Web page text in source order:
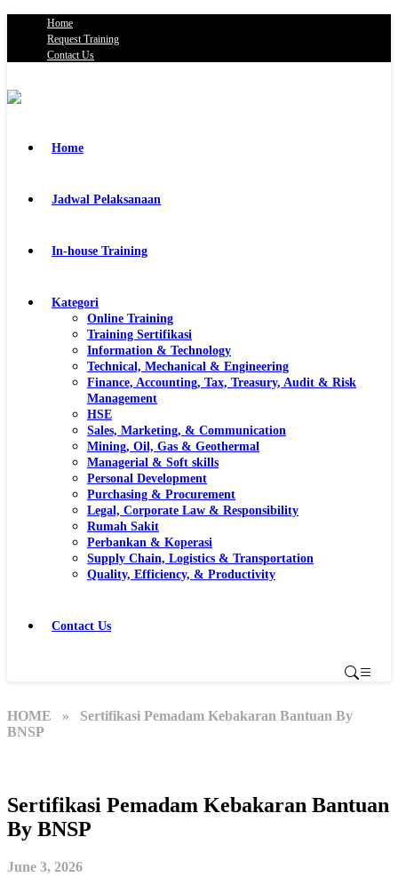
Home
Request Training
Contact Us
Home
Jadwal Pelaksanaan
In-house Training
Kategori
Online Training
Training Sertifikasi
Information & Technology
Technical, Mechanical & Engineering
Finance, Accounting, Tax, Treasury, Audit & Risk
Management
HSE
Sales, Marketing, & Communication
Mining, Oil, Gas & Geothermal
Managerial & Soft skills
Personal Development
Purchasing & Procurement
Legal, Corporate Law & Responsibility
Rumah Sakit
Perbankan & Koperasi
Supply Chain, Logistics & Transportation
Quality, Efficiency, & Productivity
Contact Us
HOME » Sertifikasi Pemadam Kebakaran Bantuan By
BNSP
Sertifikasi Pemadam Kebakaran Bantuan
By BNSP
June 3, 2026